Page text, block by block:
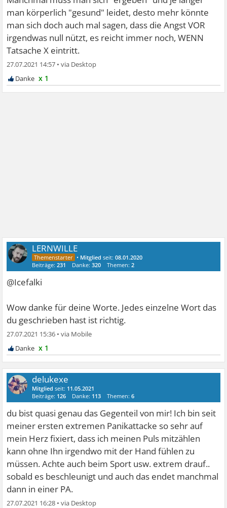
man körperlich "gesund" leidet, desto mehr könnte
man sich doch auch mal sagen, dass die Angst VOR
irgendwas null nützt, es reicht immer noch, WENN
Tatsache X eintritt.
27.07.2021 14:57 •
x 1
LERNWILLE
• Mitglied seit:08.01.2020
Beiträge:231 Danke:320 Themen:2
@Icefalki
Wow danke für deine Worte. Jedes einzelne Wort das
du geschrieben hast ist richtig.
27.07.2021 15:36 •
x 1
delukexe
Mitglied seit: 11.05.2021
Beiträge: 126 Danke: 113 Themen:6
du bist quasi genau das Gegenteil von mir! Ich bin seit
meiner ersten extremen Panikattacke so sehr auf
mein Herz fixiert, dass ich meinen Puls mitzählen
kann ohne Ihn irgendwo mit der Hand fühlen zu
müssen. Achte auch beim Sport usw. extrem drauf..
sobald es beschleunigt und auch das endet manchmal
dann in einer PA.
27.07.2021 16:28 •